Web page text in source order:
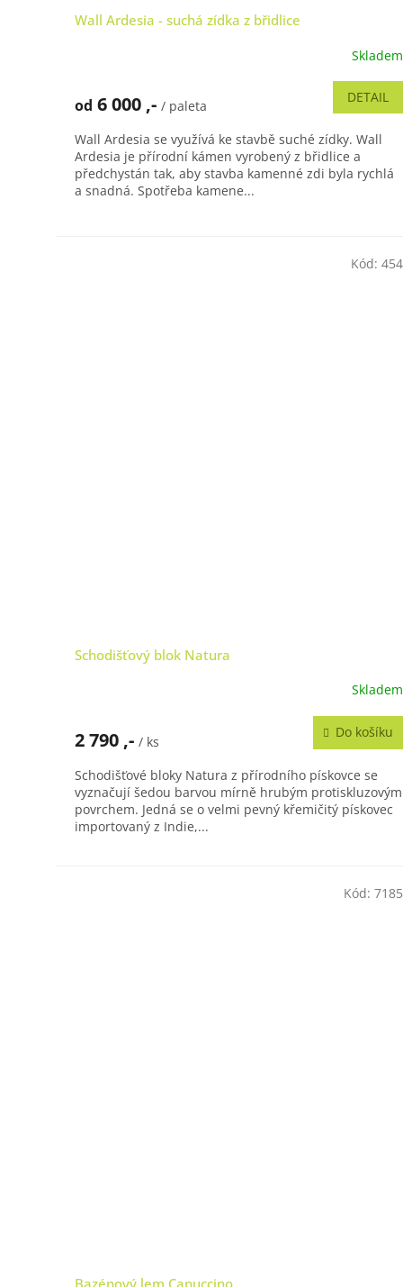
Wall Ardesia - suchá zídka z břidlice
je
z
5
hvězdiček.
Skladem
od 6 000 ,- / paleta
DETAIL
Wall Ardesia se využívá ke stavbě suché zídky. Wall
Ardesia je přírodní kámen vyrobený z břidlice a
předchystán tak, aby stavba kamenné zdi byla rychlá
a snadná. Spotřeba kamene...
Schodišťový blok Natura
Skladem
2 790 ,- / ks
Do košíku
Schodišťové bloky Natura z přírodního pískovce se
vyznačují šedou barvou mírně hrubým protiskluzovým
povrchem. Jedná se o velmi pevný křemičitý pískovec
importovaný z Indie,...
Kód: 454
Kód: 7185